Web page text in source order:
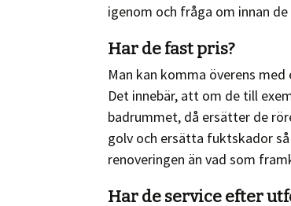
igenom och fråga om innan de
Har de fast pris?
Man kan komma överens
Det innebär, att om de till
badrummet, då ersätter de
golv och ersätta fuktskador
renoveringen än vad som
Har de service efter